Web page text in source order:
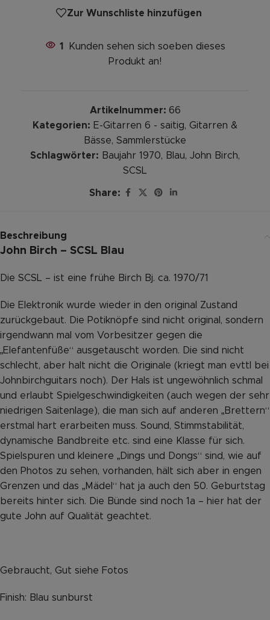
Zur Wunschliste hinzufügen
1
Kunden sehen sich soeben dieses
Produkt an!
Artikelnummer: 66
Kategorien: E-Gitarren 6 - saitig, Gitarren &
Bässe, Sammlerstücke
Schlagwörter: Baujahr 1970, Blau, John Birch,
SCSL
Share:
Beschreibung
John Birch – SCSL Blau
Die SCSL – ist eine frühe Birch Bj. ca. 1970/71
Die Elektronik wurde wieder in den original Zustand
zurückgebaut. Die Potiknöpfe sind nicht original, sondern
irgendwann mal vom Vorbesitzer gegen die
„Elefantenfüße“ ausgetauscht worden. Die sind nicht
schlecht, aber halt nicht die Originale (kriegt man evttl bei
Johnbirchguitars noch). Der Hals ist ungewöhnlich schmal
und erlaubt Spielgeschwindigkeiten (auch wegen der sehr
niedrigen Saitenlage), die man sich auf anderen „Brettern“
erstmal hart erarbeiten muss. Sound, Stimmstabilität,
dynamische Bandbreite etc. sind eine Klasse für sich.
Spielspuren und kleinere „Dings und Dongs“ sind, wie auf
den Photos zu sehen, vorhanden, hält sich aber in engen
Grenzen und das „Mädel“ hat ja auch den 50. Geburtstag
bereits hinter sich. Die Bünde sind noch 1a – hier hat der
gute John auf Qualität geachtet.
Gebraucht, Gut siehe Fotos
Finish: Blau sunburst